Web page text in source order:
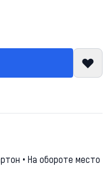
• На обороте место